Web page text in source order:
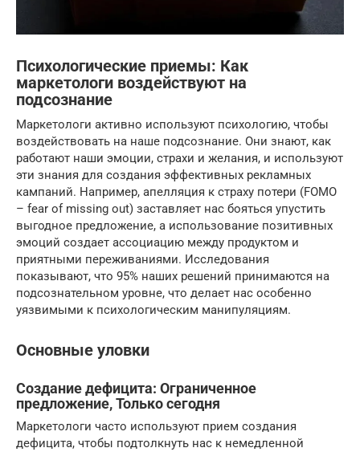
Психологические приемы: Как
маркетологи воздействуют на
подсознание
Маркетологи активно используют психологию, чтобы
воздействовать на наше подсознание. Они знают, как
работают наши эмоции, страхи и желания, и используют
эти знания для создания эффективных рекламных
кампаний. Например, апелляция к страху потери (FOMO
– fear of missing out) заставляет нас бояться упустить
выгодное предложение, а использование позитивных
эмоций создает ассоциацию между продуктом и
приятными переживаниями. Исследования
показывают, что 95% наших решений принимаются на
подсознательном уровне, что делает нас особенно
уязвимыми к психологическим манипуляциям.
Основные уловки
Создание дефицита: Ограниченное
предложение, Только сегодня
Маркетологи часто используют прием создания
дефицита, чтобы подтолкнуть нас к немедленной